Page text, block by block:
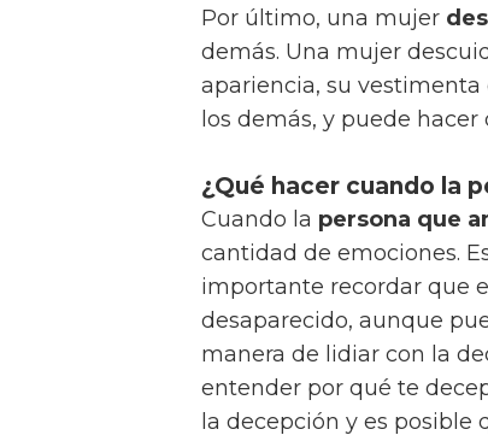
Por último, una mujer
demás. Una mujer
apariencia, su vestimenta
los demás, y puede
¿Qué hacer cuando la
Cuando la persona que
cantidad de emociones.
importante recordar que el
desaparecido, aunque
manera de lidiar con la
entender por qué te
la decepción y es posible